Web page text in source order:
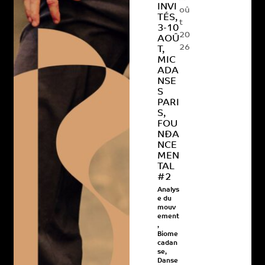
INVI
TÉS,
3-10
AOÛ
T,
MIC
ADA
NSE
S
PARI
S,
FOU
NÐA
NCE
MEN
TAL
#2
Analys
e du
mouv
ement
,
Biome
cadan
se,
Danse
oû
t
20
26